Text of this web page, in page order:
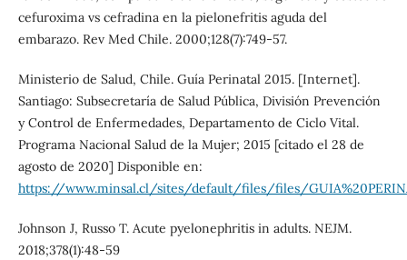
cefuroxima vs cefradina en la pielonefritis aguda del
embarazo. Rev Med Chile. 2000;128(7):749-57.
Ministerio de Salud, Chile. Guía Perinatal 2015. [Internet].
Santiago: Subsecretaría de Salud Pública, División Prevención
y Control de Enfermedades, Departamento de Ciclo Vital.
Programa Nacional Salud de la Mujer; 2015 [citado el 28 de
agosto de 2020] Disponible en:
https://www.minsal.cl/sites/default/files/files/
Johnson J, Russo T. Acute pyelonephritis in adults. NEJM.
2018;378(1):48-59